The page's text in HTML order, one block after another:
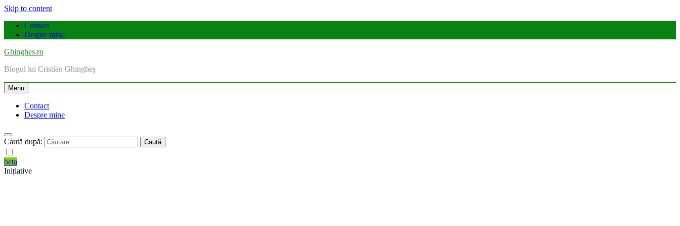
Skip to content
Contact
Despre mine
Ghinghes.ro
Blogul lui Cristian Ghingheș
Menu
Contact
Despre mine
Caută după:
beta
Inițiative